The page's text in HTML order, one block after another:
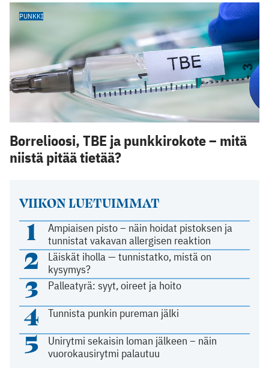
VIIKON LUETUIMMAT
1
Ampiaisen pisto – näin hoidat pistoksen ja
tunnistat vakavan allergisen reaktion
2
Läiskät iholla — tunnistatko, mistä on
kysymys?
3 Palleatyrä: syyt, oireet ja hoito
4 Tunnista punkin pureman jälki
5
Unirytmi sekaisin loman jälkeen – näin
vuorokausirytmi palautuu
PUNKKI
Borrelioosi, TBE ja punkkirokote – mitä
niistä pitää tietää?